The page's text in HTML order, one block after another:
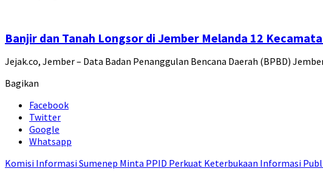
Banjir dan Tanah Longsor di Jember Melanda 12
Jejak.co, Jember – Data Badan Penanggulan Bencana Daerah (BPBD)
Bagikan
Facebook
Twitter
Google
Whatsapp
Komisi Informasi Sumenep Minta PPID Perkuat Keterbukaan Informasi